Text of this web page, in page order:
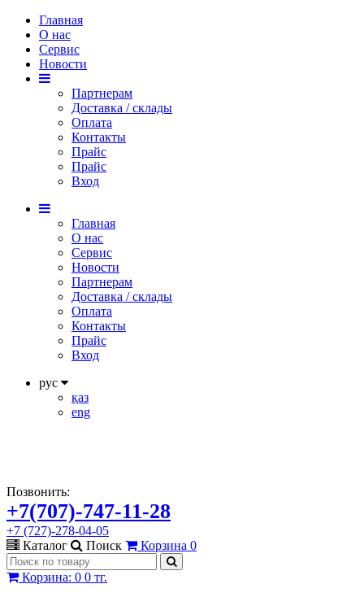
Главная
О нас
Сервис
Новости
Партнерам
Доставка / склады
Оплата
Контакты
Прайс
Прaйс
Вход
Главная
О нас
Сервис
Новости
Партнерам
Доставка / склады
Оплата
Контакты
Прайс
Вход
рус
қаз
eng
Позвонить:
+7(707)-747-11-28
+7 (727)-278-04-05
Каталог
Поиск Корзина 0
Корзина: 0 0 тг.